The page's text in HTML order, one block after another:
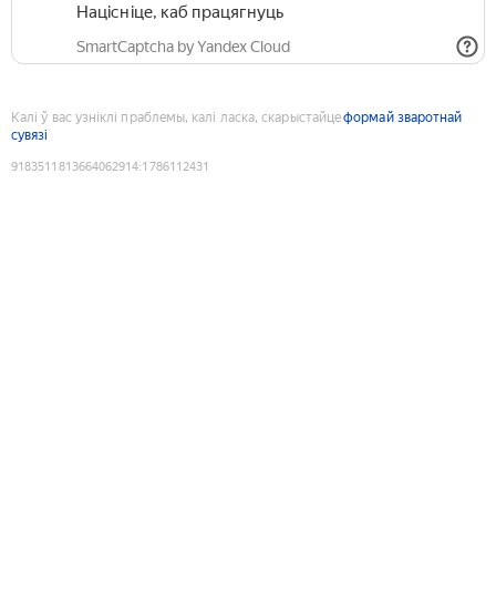
Націсніце, каб працягнуць
SmartCaptcha by Yandex Cloud
Калі ў вас узніклі праблемы, калі ласка, скарыстайцеформай зваротнай
сувязі
9183511813664062914:1786112431